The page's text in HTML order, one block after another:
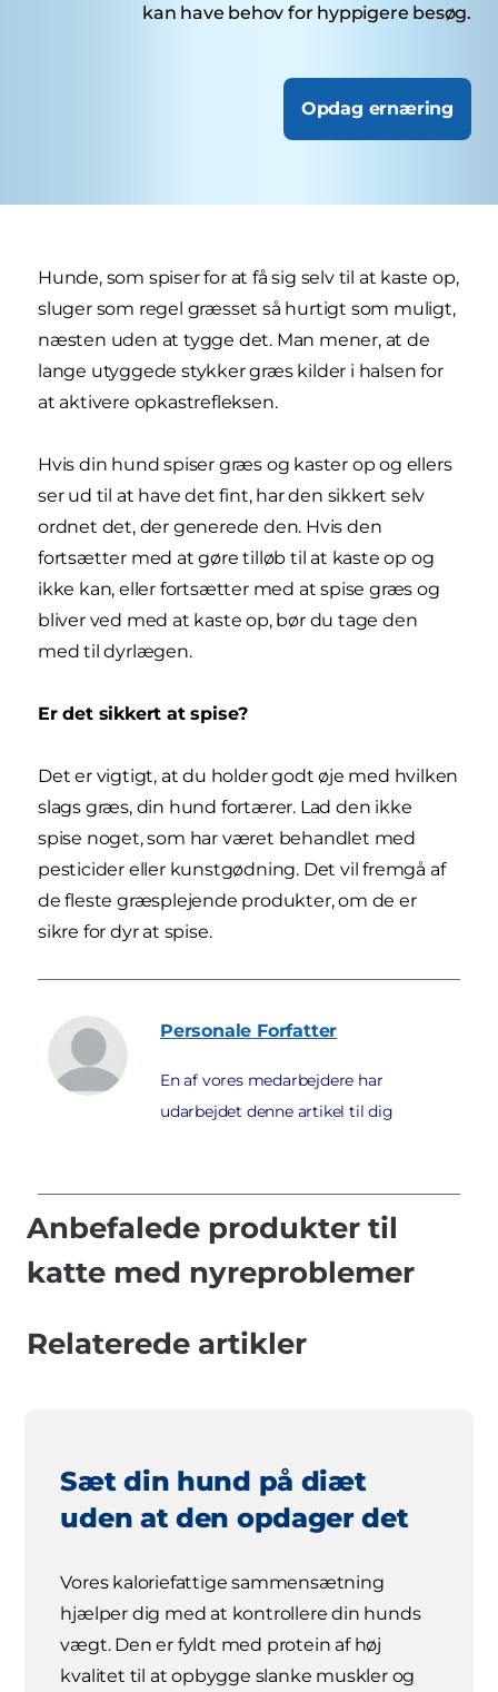
kan have behov for hyppigere besøg.
Opdag ernæring
Hunde, som spiser for at få sig selv til at kaste op,
sluger som regel græsset så hurtigt som muligt,
næsten uden at tygge det. Man mener, at de
lange utyggede stykker græs kilder i halsen for
at aktivere opkastrefleksen.
Hvis din hund spiser græs og kaster op og ellers
ser ud til at have det fint, har den sikkert selv
ordnet det, der generede den. Hvis den
fortsætter med at gøre tilløb til at kaste op og
ikke kan, eller fortsætter med at spise græs og
bliver ved med at kaste op, bør du tage den
med til dyrlægen.
Er det sikkert at spise?
Det er vigtigt, at du holder godt øje med hvilken
slags græs, din hund fortærer. Lad den ikke
spise noget, som har været behandlet med
pesticider eller kunstgødning. Det vil fremgå af
de fleste græsplejende produkter, om de er
sikre for dyr at spise.
Personale Forfatter
En af vores medarbejdere har
udarbejdet denne artikel til dig
Anbefalede produkter til
katte med nyreproblemer
Relaterede artikler
Sæt din hund på diæt
uden at den opdager det
Vores kaloriefattige sammensætning
hjælper dig med at kontrollere din hunds
vægt. Den er fyldt med protein af høj
kvalitet til at opbygge slanke muskler og